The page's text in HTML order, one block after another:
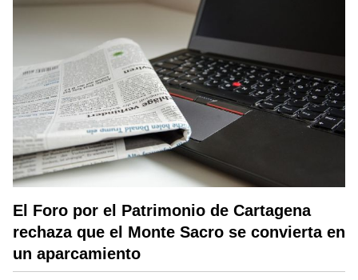
El Foro por el Patrimonio de Cartagena
rechaza que el Monte Sacro se convierta en
un aparcamiento